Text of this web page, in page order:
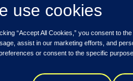
use cookies
“Accept All Cookies,” you consent to
assist in our marketing efforts, and
or consent to the specific